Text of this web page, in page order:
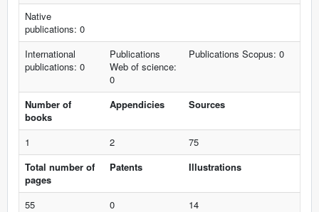
Native
publications: 0
International
publications: 0
Publications
Web of science:
0
Publications Scopus: 0
Number of
books
Appendicies Sources
1 2
75
Total number of
pages
Patents Illustrations
55 0
14